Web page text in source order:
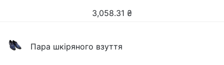
3,058.31 ₴
Пара шкіряного взуття